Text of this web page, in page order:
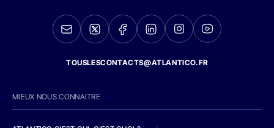
TOUSLESCONTACTS@ATLANTICO.FR
MIEUX NOUS CONNAITRE